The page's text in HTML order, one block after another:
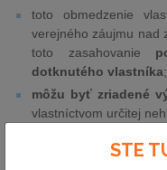
toto obmedzenie
verejného záujmu nad
toto zasahovanie
dotknutého vlastníka;
môžu byť zriadené
vlastníctvom určitej
nepretržitá alebo
STE